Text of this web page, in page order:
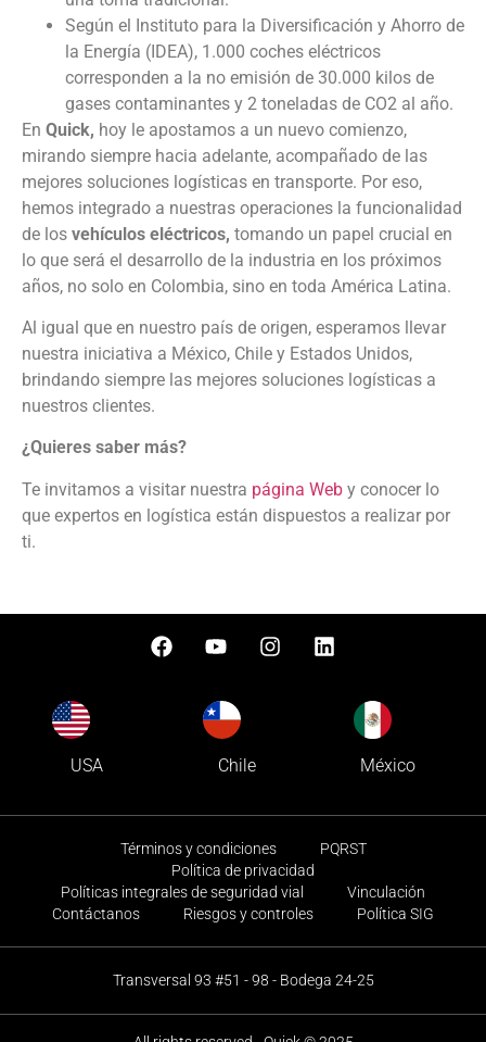
Según el Instituto para la Diversificación y Ahorro de
la Energía (IDEA), 1.000 coches eléctricos
corresponden a la no emisión de 30.000 kilos de
gases contaminantes y 2 toneladas de CO2 al año.
En Quick, hoy le apostamos a un nuevo comienzo,
mirando siempre hacia adelante, acompañado de las
mejores soluciones logísticas en transporte. Por eso,
hemos integrado a nuestras operaciones la funcionalidad
de los vehículos eléctricos, tomando un papel crucial en
lo que será el desarrollo de la industria en los próximos
años, no solo en Colombia, sino en toda América Latina.
Al igual que en nuestro país de origen, esperamos llevar
nuestra iniciativa a México, Chile y Estados Unidos,
brindando siempre las mejores soluciones logísticas a
nuestros clientes.
¿Quieres saber más?
Te invitamos a visitar nuestra página Web y conocer lo
que expertos en logística están dispuestos a realizar por
ti.
USA Chile México
Términos y condiciones
PQRST
Política de privacidad
Políticas integrales de seguridad vial
Vinculación
Contáctanos
Riesgos y controles Política SIG
Transversal 93 #51 - 98 - Bodega 24-25